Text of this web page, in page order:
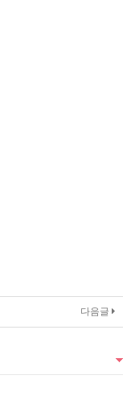
다음글